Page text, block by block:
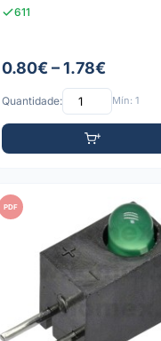
611
0.80€ – 1.78€
Quantidade: Mín: 1
PDF